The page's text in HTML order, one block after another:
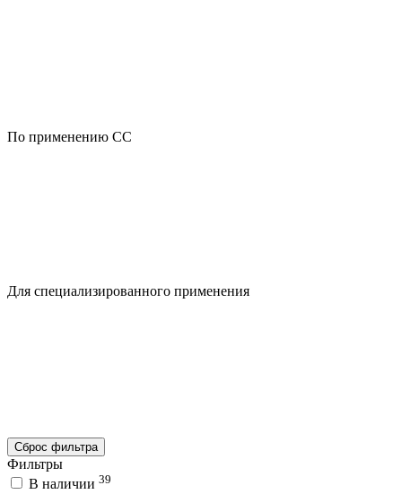
По применению CC
Для специализированного применения
Сброс фильтра
Фильтры
В наличии 39